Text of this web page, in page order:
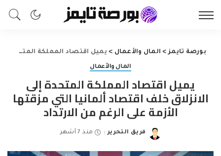
بورصة تايمز> المال والأعمال > يميل اقتصاد المملكة المتحدة إلى الانزلاق خلف اقتصاد ألمانيا التي مزقتها الأزمة على الرغم من الارتداد
المال والأعمال
يميل اقتصاد المملكة المتحدة إلى
الانزلاق خلف اقتصاد ألمانيا التي مزقتها
الأزمة على الرغم من الارتداد
Posted
فريق التحرير منذ 7 أشهر